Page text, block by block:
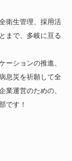
衛生管理、採用活
まで、多岐に亘る
ーションの推進、
息災を祈願して全
業運営のための、
です！